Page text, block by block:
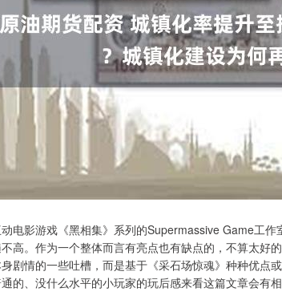
电影游戏《黑相集》系列的Supermassive Game工
高。作为一个整体而言有亮点也有缺点的，不算太好
剧情的一些吐槽，而是基于《采石场惊魂》种种优点
的、没什么水平的小玩家的玩后感来看这篇文章会有相